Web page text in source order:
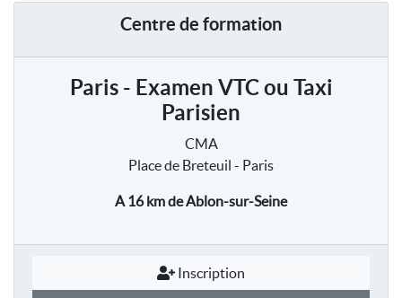
Centre de formation
Paris - Examen VTC ou Taxi
Parisien
CMA
Place de Breteuil - Paris
A 16 kmde Ablon-sur-Seine
Inscription